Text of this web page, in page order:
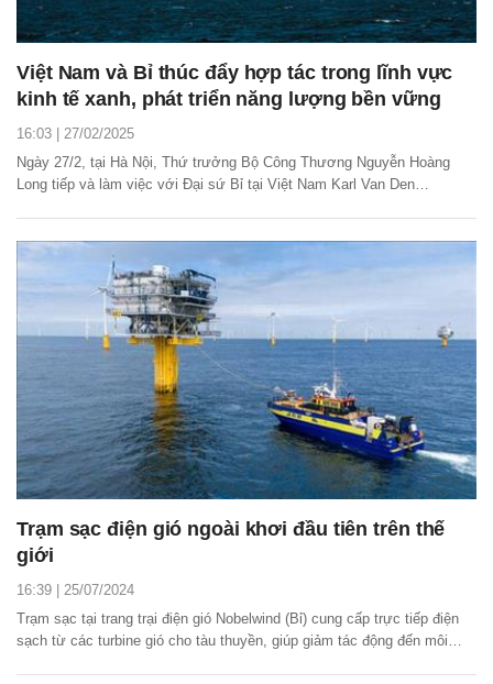
Việt Nam và Bỉ thúc đẩy hợp tác trong lĩnh vực
kinh tế xanh, phát triển năng lượng bền vững
16:03 | 27/02/2025
Ngày 27/2, tại Hà Nội, Thứ trưởng Bộ Công Thương Nguyễn Hoàng
Long tiếp và làm việc với Đại sứ Bỉ tại Việt Nam Karl Van Den
Trạm sạc điện gió ngoài khơi đầu tiên trên thế
giới
16:39 | 25/07/2024
Trạm sạc tại trang trại điện gió Nobelwind (Bỉ) cung cấp trực tiếp điện
sạch từ các turbine gió cho tàu thuyền, giúp giảm tác động đến môi